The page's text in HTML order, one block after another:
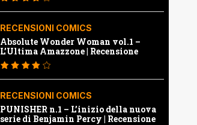
RECENSIONI COMICS
Absolute Wonder Woman vol.1 –
L’Ultima Amazzone | Recensione
RECENSIONI COMICS
PUNISHER n.1 – L’inizio della nuova
serie di Benjamin Percy | Recensione